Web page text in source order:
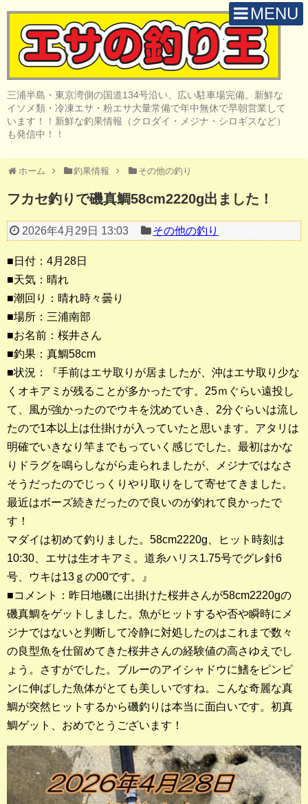
MENU
三浦半島・東京湾側の国道134号沿い、広い駐車場完備。新鮮な
イソメ類・冷凍エサ・粉エサ大量常備で年中無休で早朝営業して
います！！新鮮な釣果情報（クロダイ・メジナ・シロギスなど）
も発信中！！
ホーム 釣果情報 その他の釣り
フカセ釣りで磯真鯛58cm2220g出ました！
2026年4月29日 13:03 その他の釣り
■日付：4月28日
■天気：晴れ
■潮回り：晴れ時々曇り
■場所：三浦南部
■お名前：桜井さん
■釣果：真鯛58cm
■状況：『手前はエサ取りが居ましたが、沖はエサ取り少な
くオキアミが残ることが多かったです。25ｍぐらい遠投し
て、風が強かったのでウキを沈めていき、2分ぐらいは流し
たので1本以上は仕掛けが入っていたと思います。アタリは
明確でいきなり竿までもっていく感じでした。最初はかな
りドラグを鳴らしながら走られましたが、メジナではなさ
そうだったのでじっくりやり取りをして寄せてきました。
最近はボーズ続きだったので良いのが釣れて良かったで
す！
マダイは初めて釣りました。58cm2220g、ヒット時刻は
10:30、エサは生オキアミ。道糸ハリス1.75号でグレ針6
号、ウキは13ｇの00です。』
■コメント：昨日地磯に出掛けた桜井さんが58cm2220gの
磯真鯛をゲットしました。魚がヒットするや否や瞬時にメ
ジナではないと判断して冷静に対処したのはこれまで数々
の良型魚を仕留めてきた桜井さんの経験値の高さゆえでし
ょう。さすがでした。ブルーのアイシャドウに鰭をピンピ
ンに伸ばした魚体がとても美しいですね。こんな奇麗な真
鯛が突然ヒットするから磯釣りは本当に面白いです。初真
鯛ゲット、おめでとうございます！
H O M E
取 扱 商 品
釣 果 情 報
陸っぱりルアー
船・ボート釣り
その他の釣り
釣果ランキング
2023年 クロダイ部門
2023年 メジナ部門
歴代釣果ランキング
クロダイ部門
メジナ部門
シロギス部門
過去の釣果ランキング
ブログ・釣行記
スタッフブログ
店長釣行記
スタッフ釣行記
釣果投稿フォーム
お問い合わせ